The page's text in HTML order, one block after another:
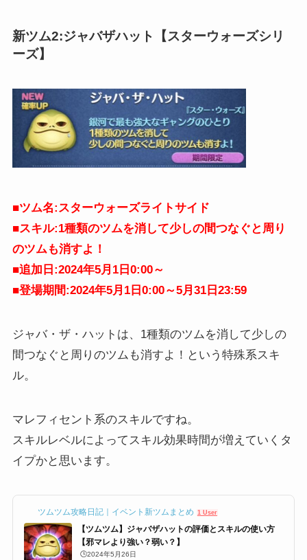
新ツム2:ジャバザハット【スターウォーズシリ
ーズ】
■ツム名:スターウォーズライトサイド
■スキル:1種類のツムを消して少しの間つなぐと周り
のツムも消すよ！
■追加日:2024年5月1日0:00～
■登場期間:2024年5月1日0:00～5月31日 23:59
ジャバ・ザ・ハットは、1種類のツムを消して少しの
間つなぐと周りのツムも消すよ！という特殊系スキ
ル。
マレフィセント系のスキルですね。
スキルレベルによってスキル効果時間が増えていくタ
イプかと思います。
ツムツム攻略日記｜イベント新ツムまとめ 1 User
【ツムツム】ジャバザハットの評価とスキルの使い方
【邪マレより強い？弱い？】
🕒️2024年5月26日